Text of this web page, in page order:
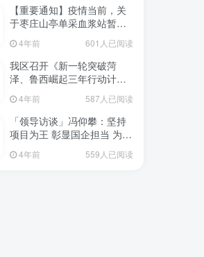
【重要通知】疫情当前，关
于枣庄山亭单采血浆站暂停
4年前 601人已阅读
我区召开《新一轮突破菏
泽、鲁西崛起三年行动计划
意见稿）政策分析研判会议
4年前 587人已阅读
「领导访谈」冯仰攀：坚持
项目为王 彰显国企担当 为全
点项目建设贡献“交发力量”
4年前 559人已阅读